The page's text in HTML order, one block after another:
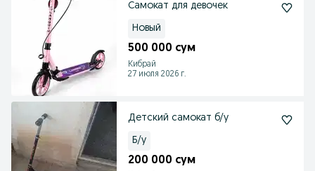
Самокат для девочек
Новый
500 000 сум
Кибрай
27 июля 2026 г.
Детский самокат б/у
Б/у
200 000 сум